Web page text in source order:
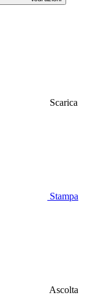
Scarica
Stampa
Ascolta